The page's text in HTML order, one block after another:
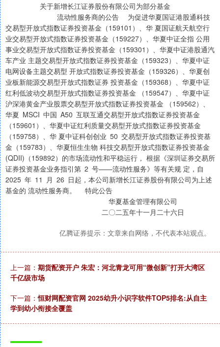
关于新增长江证券股份有限公司为部分基金
流动性服务商的公告 为促进华夏国证港股通科技
交易型开放式指数证券投资基金（159101）、华 夏国证航天航空行
业交易型开放式指数证券投资基金（159227）、华夏中证全指 公用
事业交易型开放式指数证券投资基金（159301）、华夏中证港股通汽
车产业 主题交易型开放式指数证券投资基金（159323）、华夏中证
电网设备主题交易型 开放式指数证券投资基金（159326）、华夏创
业板新能源交易型开放式指数证券 投资基金（159368）、华夏中证
红利低波动交易型开放式指数证券投资基金 （159547）、华夏中证
沪深港黄金产业股票交易型开放式指数证券投资基金 （159562）、
华夏 MSCI 中国 A50 互联互通交易型开放式指数证券投资基金
（159601）、华夏中证红利质量交易型开放式指数证券投资基金
（159758）、华 夏中证科创创业 50 交易型开放式指数证券投资基
金（159783）、华夏恒生生物 科技交易型开放式指数证券投资基金
(QDII)（159892）的市场流动性和平稳运行， 根据《深圳证券交易所
证券投资基金业务指引第 2 号——流动性服务》等有关规 定，自
2025 年 11 月 26 日起，本公司新增长江证券股份有限公司为上述
基金的 流动性服务商。 特此公告
华夏基金管理有限公司
二〇二五年十一月二十六日
亿腾证券提示：文章来自网络，不代表本站观点。
上一篇： 期货配资开户 朱宏：河北青龙可用“微创新”打开大湾区
千亿级市场
下一篇：恒财网配资官网 2025幼升小识字软件TOP5排名:从自主
学到幼小衔接全覆盖